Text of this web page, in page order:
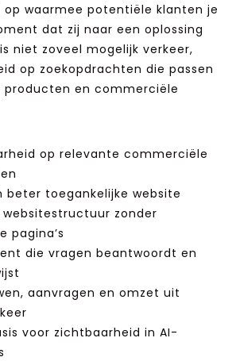
op waarmee potentiële klanten je
dat zij naar een oplossing
niet zoveel mogelijk verkeer,
op zoekopdrachten die passen
producten en commerciële
op relevante commerciële
beter toegankelijke website
websitestructuur zonder
pagina’s
die vragen beantwoordt en
aanvragen en omzet uit
voor zichtbaarheid in AI-